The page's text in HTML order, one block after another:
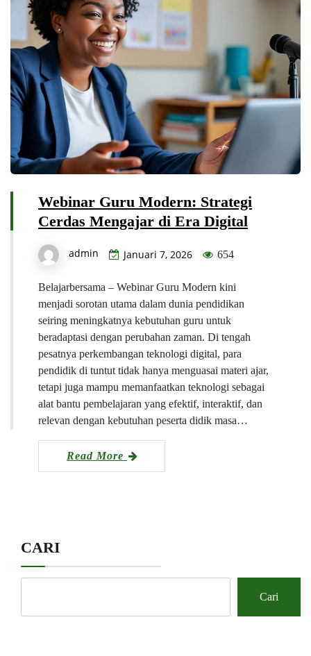
Webinar Guru Modern: Strategi
Cerdas Mengajar di Era Digital
admin Januari 7, 2026 654
Belajarbersama – Webinar Guru Modern kini
menjadi sorotan utama dalam dunia pendidikan
seiring meningkatnya kebutuhan guru untuk
beradaptasi dengan perubahan zaman. Di tengah
pesatnya perkembangan teknologi digital, para
pendidik di tuntut tidak hanya menguasai materi ajar,
tetapi juga mampu memanfaatkan teknologi sebagai
alat bantu pembelajaran yang efektif, interaktif, dan
relevan dengan kebutuhan peserta didik masa…
Read More
CARI
Cari